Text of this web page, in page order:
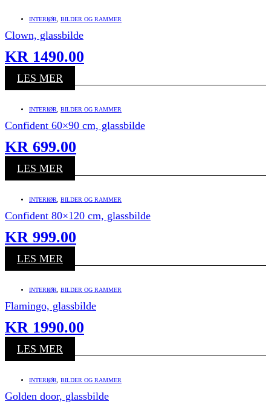
INTERIØR BILDER OG RAMMER
Clown, glassbilde
KR 1490.00
LES MER
INTERIØR BILDER OG RAMMER
Confident 60×90 cm, glassbilde
KR 699.00
LES MER
INTERIØR BILDER OG RAMMER
Confident 80×120 cm, glassbilde
KR 999.00
LES MER
INTERIØR BILDER OG RAMMER
Flamingo, glassbilde
KR 1990.00
LES MER
INTERIØR BILDER OG RAMMER
Golden door, glassbilde